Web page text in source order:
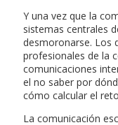
Y una vez que la
sistemas centrales
desmoronarse. Los
profesionales de la
comunicaciones
el no saber por
cómo calcular el
La comunicación